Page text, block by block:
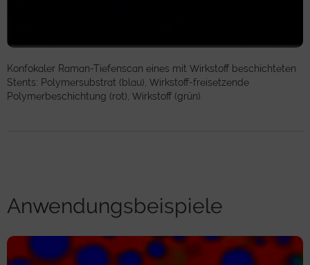
Konfokaler Raman-Tiefenscan eines mit Wirkstoff beschichteten
Stents: Polymersubstrat (blau), Wirkstoff-freisetzende
Polymerbeschichtung (rot), Wirkstoff (grün).
Anwendungsbeispiele